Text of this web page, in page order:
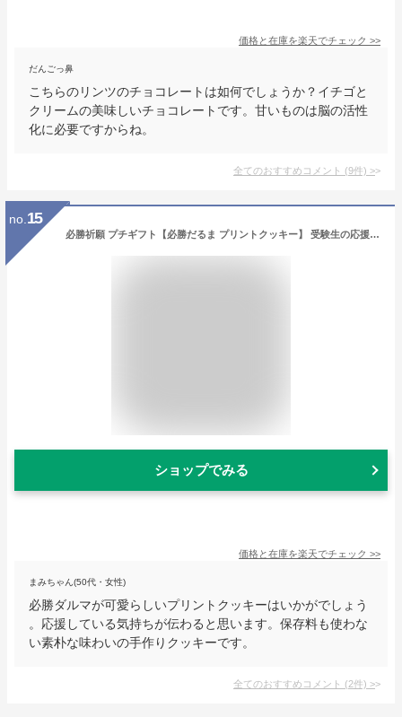
価格と在庫を楽天でチェック >>
だんごっ鼻
こちらのリンツのチョコレートは如何でしょうか？イチゴと
クリームの美味しいチョコレートです。甘いものは脳の活性
化に必要ですからね。
全てのおすすめコメント (9件) >
no. 15
必勝祈願 プチギフト【必勝だるま プリントクッキー】 受験生の応援に おすすめ お菓子 だるまをプリントしたクッキー 配布用 フランシーズのプレーンクッキー 焼き菓子 1枚入り/単品売り/個包装
ショップでみる
価格と在庫を楽天でチェック >>
まみちゃん(50代・女性)
必勝ダルマが可愛らしいプリントクッキーはいかがでしょう
。応援している気持ちが伝わると思います。保存料も使わな
い素朴な味わいの手作りクッキーです。
全てのおすすめコメント (2件) >